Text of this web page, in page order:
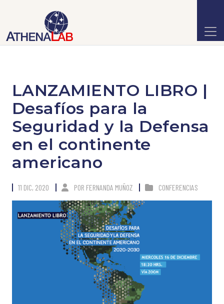
LANZAMIENTO LIBRO |
Desafíos para la
Seguridad y la Defensa
en el continente
americano
11 DIC, 2020 POR FERNANDA MUÑOZ CONFERENCIAS